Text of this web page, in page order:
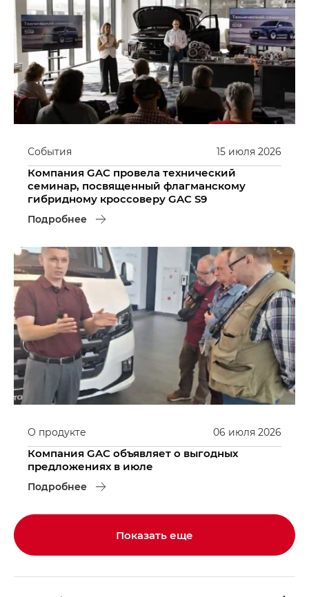
15 июля 2026
События
Компания GAC провела технический
семинар, посвященный флагманскому
гибридному кроссоверу GAC S9
Подробнее
06 июля 2026
О продукте
Компания GAC объявляет о выгодных
предложениях в июле
Подробнее
Показать еще